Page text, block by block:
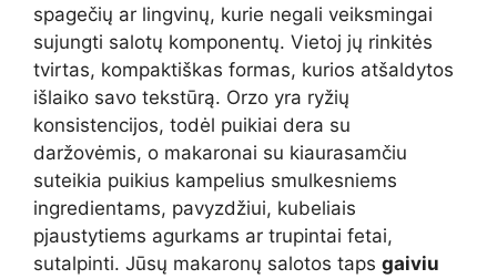
spagečių ar lingvinų, kurie negali veiksmingai
sujungti salotų komponentų. Vietoj jų rinkitės
tvirtas, kompaktiškas formas, kurios atšaldytos
išlaiko savo tekstūrą. Orzo yra ryžių
konsistencijos, todėl puikiai dera su
daržovėmis, o makaronai su kiaurasamčiu
suteikia puikius kampelius smulkesniems
ingredientams, pavyzdžiui, kubeliais
pjaustytiems agurkams ar trupintai fetai,
sutalpinti. Jūsų makaronų salotos taps gaiviu